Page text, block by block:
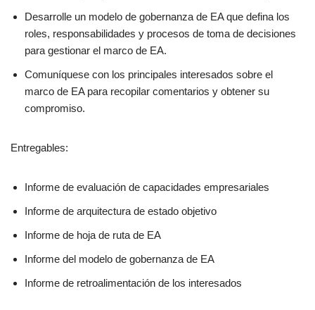
Desarrolle un modelo de gobernanza de EA que defina los
roles, responsabilidades y procesos de toma de decisiones
para gestionar el marco de EA.
Comuníquese con los principales interesados sobre el
marco de EA para recopilar comentarios y obtener su
compromiso.
Entregables:
Informe de evaluación de capacidades empresariales
Informe de arquitectura de estado objetivo
Informe de hoja de ruta de EA
Informe del modelo de gobernanza de EA
Informe de retroalimentación de los interesados